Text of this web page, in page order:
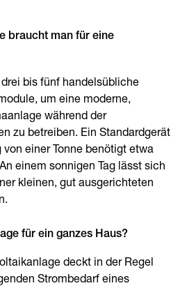
braucht man für eine
bis fünf handelsübliche
um eine moderne,
während der
zu betreiben. Ein Standardgerät
einer Tonne benötigt etwa
einem sonnigen Tag lässt sich
kleinen, gut ausgerichteten
für ein ganzes Haus?
deckt in der Regel
Strombedarf eines